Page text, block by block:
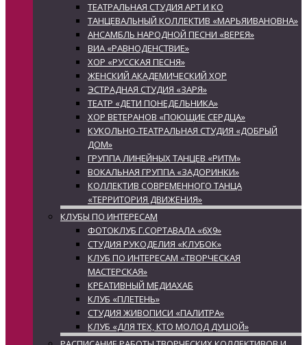
ТЕАТРАЛЬНАЯ СТУДИЯ АРТ И КО
ТАНЦЕВАЛЬНЫЙ КОЛЛЕКТИВ «МАРЬЯИВАНОВНА»
АНСАМБЛЬ НАРОДНОЙ ПЕСНИ «ВЕРЕЯ»
ВИА «РАВНОДЕНСТВИЕ»
ХОР «РУССКАЯ ПЕСНЯ»
ЖЕНСКИЙ АКАДЕМИЧЕСКИЙ ХОР
ЭСТРАДНАЯ СТУДИЯ «ЗАРЯ»
ТЕАТР «ДЕТИ ПОНЕДЕЛЬНИКА»
ХОР ВЕТЕРАНОВ «ПОЮЩИЕ СЕРДЦА»
КУКОЛЬНО-ТЕАТРАЛЬНАЯ СТУДИЯ «ДОБРЫЙ
ДОМ»
ГРУППА ЛИНЕЙНЫХ ТАНЦЕВ «РИТМ»
ВОКАЛЬНАЯ ГРУППА «ЗАДОРИНКИ»
КОЛЛЕКТИВ СОВРЕМЕННОГО ТАНЦА
«ТЕРРИТОРИЯ ДВИЖЕНИЯ»
КЛУБЫ ПО ИНТЕРЕСАМ
ФОТОКЛУБ Г.СОРТАВАЛА «6Х9»
СТУДИЯ РУКОДЕЛИЯ «КЛУБОК»
КЛУБ ПО ИНТЕРЕСАМ «ТВОРЧЕСКАЯ
МАСТЕРСКАЯ»
КРЕАТИВНЫЙ МЕДИАХАБ
КЛУБ «ПЛЕТЕНЬ»
СТУДИЯ ЖИВОПИСИ «ПАЛИТРА»
КЛУБ «ДЛЯ ТЕХ, КТО МОЛОД ДУШОЙ»